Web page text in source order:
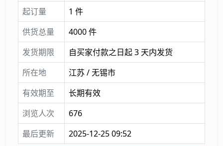
起订量
1 件
供货总量
4000 件
发货期限
自买家付款之日起 3 天内发货
所在地
江苏 / 无锡市
有效期至
长期有效
浏览人次
676
最后更新
2025-12-25 09:52